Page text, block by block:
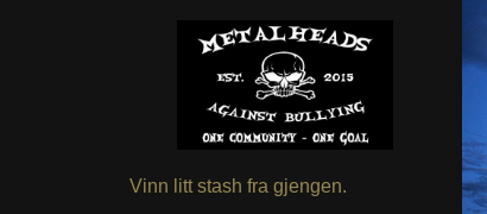
Vinn litt stash fra gjengen.